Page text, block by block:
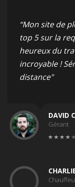
“Mon site de
top 5 sur la
heureux du
incroyable !
distance"
DAVID
Gérant